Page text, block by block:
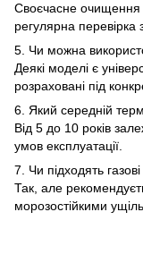
Своєчасне очищення
регулярна перевірка
5. Чи можна
Деякі моделі є
розраховані під
6. Який середній
Від 5 до 10 років
умов експлуатації.
7. Чи підходять
Так, але
морозостійкими